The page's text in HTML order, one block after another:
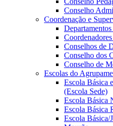
Conselho
Coordenação e
Conselhos de
Conselho dos
Conselho de
Escolas do
Escola Básica
(Escola Sede)
Escola Básica
Escola Básica
Escola Básica/